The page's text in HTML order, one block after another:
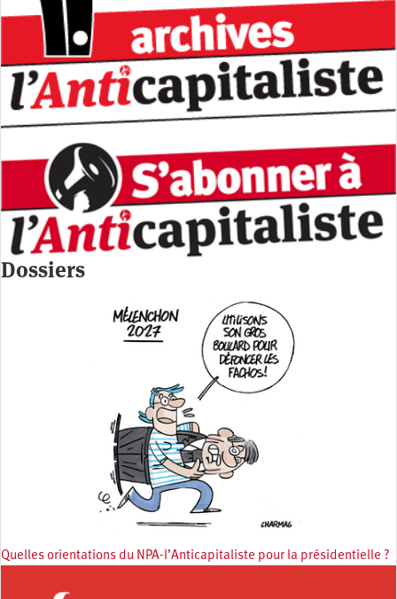
Dossiers
Quelles orientations du NPA-l’Anticapitaliste pour la présidentielle ?